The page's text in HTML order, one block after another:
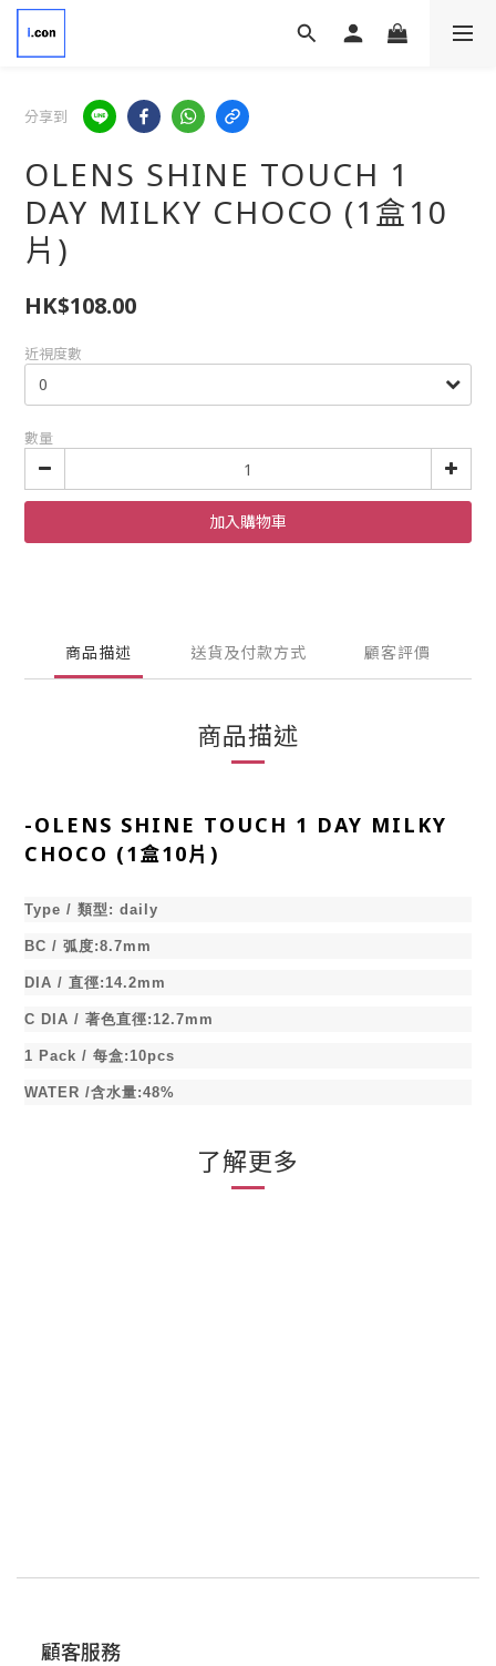
分享到
OLENS SHINE TOUCH 1
DAY MILKY CHOCO (1盒10
片)
HK$108.00
近視度數
數量
加入購物車
商品描述 送貨及付款方式 顧客評價
商品描述
-OLENS SHINE TOUCH 1 DAY MILKY
CHOCO (1盒10片)
Type / 類型 : daily
BC / 弧度:8.7mm
DIA / 直徑:14.2mm
C DIA / 著色直徑:12.7mm
1 Pack / 每盒:10pcs
WATER /含水量:48%
了解更多
顧客服務